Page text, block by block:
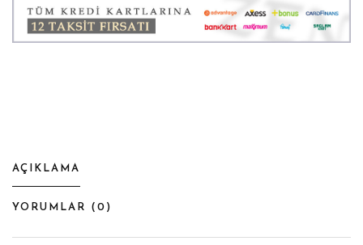
AÇIKLAMA
YORUMLAR ( 0 )